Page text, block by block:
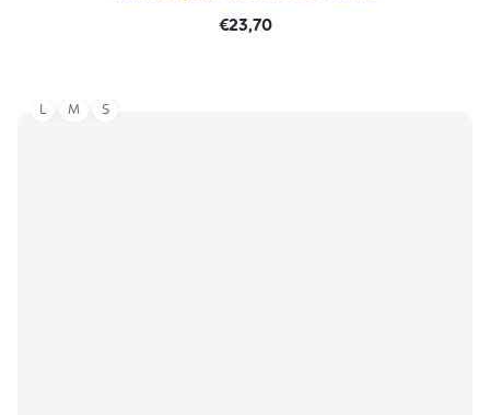
€23,70
L M S